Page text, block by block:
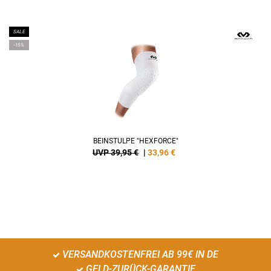
SALE
-15%
BEINSTULPE "HEXFORCE"
UVP 39,95 € | 33,96€
VERSANDKOSTENFREI AB 99€ IN DE